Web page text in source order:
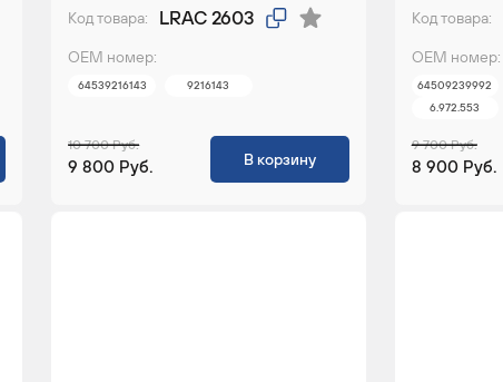
Код товара: LRAC 2603
ОЕМ номер:
64539216143 9216143
10 700 Руб.
9 800 Руб. В корзину
Код товара:
ОЕМ номер:
64509239992
6.972.553
9 700 Руб.
8 900 Руб.